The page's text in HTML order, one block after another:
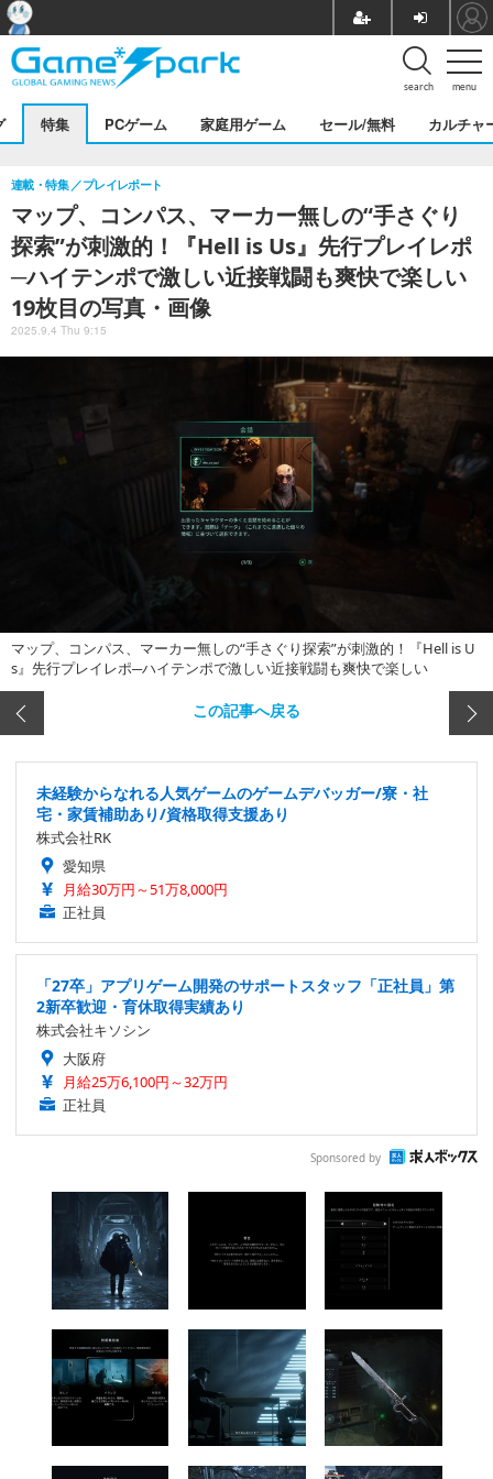
menu
search
特集 PCゲーム 家庭用ゲーム セール/無料 カルチャ
マップ、コンパス、マーカー無しの“手さぐり
探索”が刺激的！『Hell is Us』先行プレイレポ
─ハイテンポで激しい近接戦闘も爽快で楽しい
19枚目の写真・画像
連載・特集 プレイレポート
2025.9.4 Thu 9:15
マップ、コンパス、マーカー無しの“手さぐり探索”が刺激的！『Hell is U
s』先行プレイレポ─ハイテンポで激しい近接戦闘も爽快で楽しい
この記事へ戻る
未経験からなれる人気ゲームのゲームデバッガー/寮・社
宅・家賃補助あり/資格取得支援あり
株式会社RK
愛知県
月給30万円～51万8,000円
正社員
「27卒」アプリゲーム開発のサポートスタッフ「正社員」第
2新卒歓迎・育休取得実績あり
株式会社キソシン
大阪府
月給25万6,100円～32万円
正社員
Sponsored by